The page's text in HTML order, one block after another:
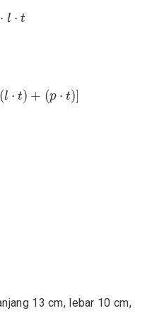
⋅ l ⋅ t
⋅t
(l ⋅ t) + (p ⋅ t)]
l⋅t +( ⋅ )]
13 cm, lebar 10 cm,